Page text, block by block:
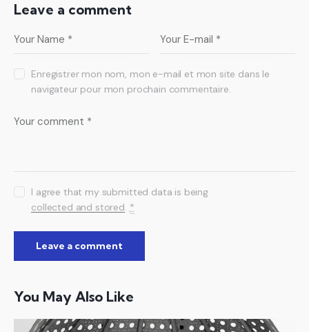
Leave a comment
Enregistrer mon nom, mon e-mail et mon site dans le
navigateur pour mon prochain commentaire.
I agree that my submitted data is being
collected and stored. *
You May Also Like